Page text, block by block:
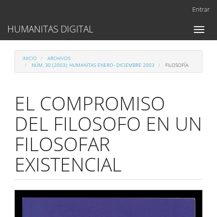
Contenido
principal
lateral
Entrar
Toggle
HUMANITAS DIGITAL
INICIO
ARCHIVOS
NÚM. 30 (2003): HUMANITAS ENERO- DICIEMBRE 2003
FILOSOFÍA
EL COMPROMISO
DEL FILOSOFO EN UN
FILOSOFAR
EXISTENCIAL
Barra